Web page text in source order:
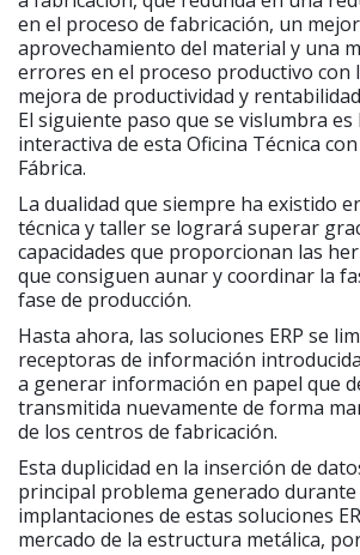
en el proceso de fabricación, un mejor
aprovechamiento del material y una
errores en el proceso productivo con
mejora de productividad y
El siguiente paso que se vislumbra
interactiva de esta Oficina Técnica
Fábrica.
La dualidad que siempre ha existido
técnica y taller se logrará superar
capacidades que proporcionan las
que consiguen aunar y coordinar la
fase de producción.
Hasta ahora, las soluciones ERP se
receptoras de información
a generar información en papel que
transmitida nuevamente de forma
de los centros de fabricación.
Esta duplicidad en la inserción de
principal problema generado durante
implantaciones de estas soluciones
mercado de la estructura metálica,